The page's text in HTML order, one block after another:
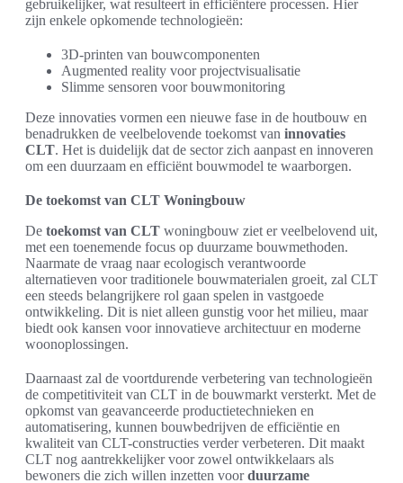
gebruikelijker, wat resulteert in efficiëntere processen. Hier
zijn enkele opkomende technologieën:
3D-printen van bouwcomponenten
Augmented reality voor projectvisualisatie
Slimme sensoren voor bouwmonitoring
Deze innovaties vormen een nieuwe fase in de houtbouw en
benadrukken de veelbelovende toekomst van innovaties
CLT. Het is duidelijk dat de sector zich aanpast en innoveren
om een duurzaam en efficiënt bouwmodel te waarborgen.
De toekomst van CLT Woningbouw
De toekomst van CLT woningbouw ziet er veelbelovend uit,
met een toenemende focus op duurzame bouwmethoden.
Naarmate de vraag naar ecologisch verantwoorde
alternatieven voor traditionele bouwmaterialen groeit, zal CLT
een steeds belangrijkere rol gaan spelen in vastgoede
ontwikkeling. Dit is niet alleen gunstig voor het milieu, maar
biedt ook kansen voor innovatieve architectuur en moderne
woonoplossingen.
Daarnaast zal de voortdurende verbetering van technologieën
de competitiviteit van CLT in de bouwmarkt versterkt. Met de
opkomst van geavanceerde productietechnieken en
automatisering, kunnen bouwbedrijven de efficiëntie en
kwaliteit van CLT-constructies verder verbeteren. Dit maakt
CLT nog aantrekkelijker voor zowel ontwikkelaars als
bewoners die zich willen inzetten voorduurzame